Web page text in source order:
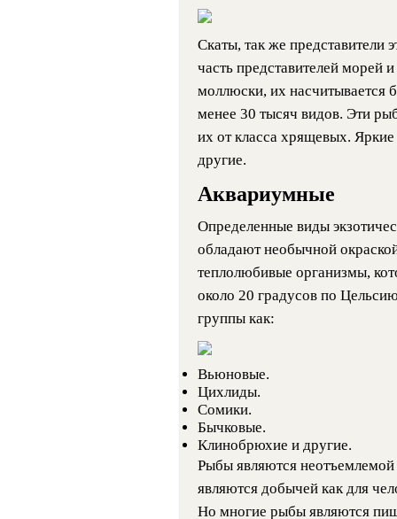
Скаты, так же представители
часть представителей морей
моллюски, их насчитывается
менее 30 тысяч видов. Эти
их от класса хрящевых.
другие.
Аквариумные
Определенные виды
обладают необычной
теплолюбивые организмы,
около 20 градусов по
группы как:
Вьюновые.
Цихлиды.
Сомики.
Бычковые.
Клинобрюхие и другие.
Рыбы являются
являются добычей как для
Но многие рыбы являются